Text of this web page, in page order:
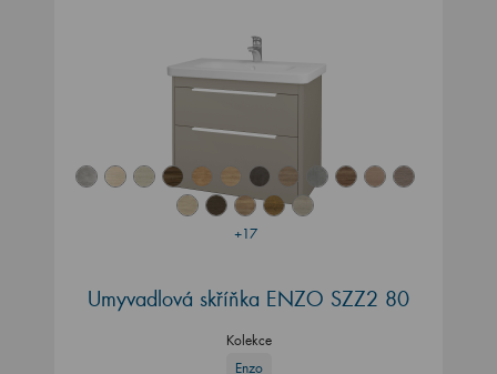
+17
Umyvadlová skříňka ENZO SZZ2 80
Kolekce
Enzo